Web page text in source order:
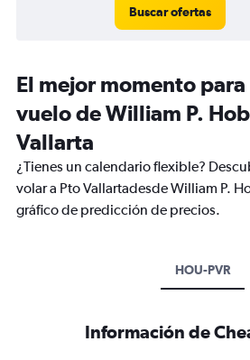
Buscar ofertas
El mejor momento
vuelo de William P.
Vallarta
¿Tienes un calendario flexible?
volar a Pto Vallartadesde William P.
gráfico de predicción de precios.
HOU-PVR
Información de